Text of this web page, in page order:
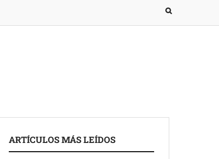
ARTÍCULOS MÁS LEÍDOS